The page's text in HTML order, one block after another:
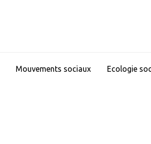
Mouvements sociaux Ecologie